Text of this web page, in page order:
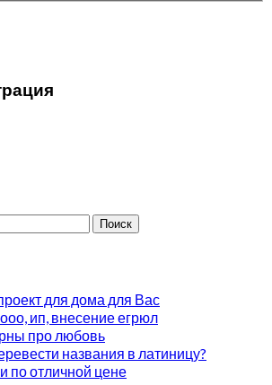
для дома для Вас
ип, внесение егрюл
про любовь
названия в латиницу?
по отличной цене